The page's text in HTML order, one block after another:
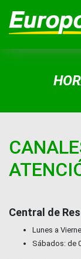
Central de
Lunes a
Sábados: de